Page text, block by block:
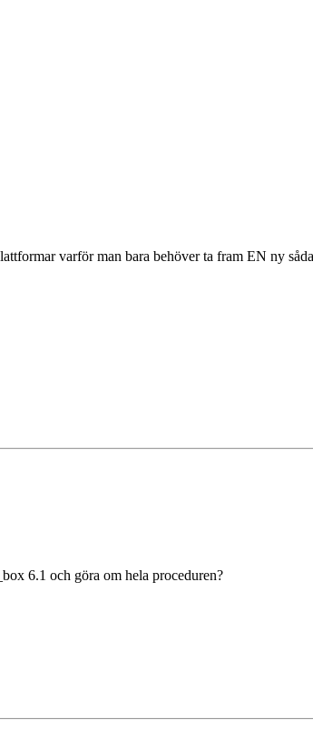
varför man bara behöver ta fram EN ny
6.1 och göra om hela proceduren?